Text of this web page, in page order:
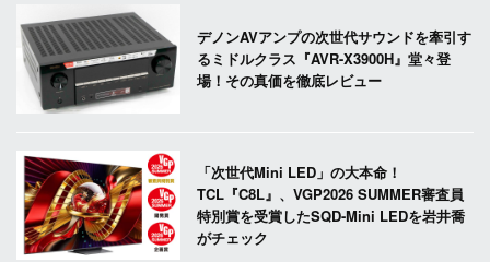
デノンAVアンプの次世代サウンドを牽引す
るミドルクラス『AVR-X3900H』堂々登
場！その真価を徹底レビュー
「次世代Mini LED」の大本命！
TCL『C8L』、VGP2026 SUMMER審査員
特別賞を受賞したSQD-Mini LEDを岩井喬
がチェック